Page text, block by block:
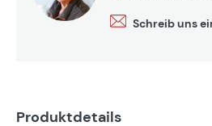
Schreib uns
Produktdetails